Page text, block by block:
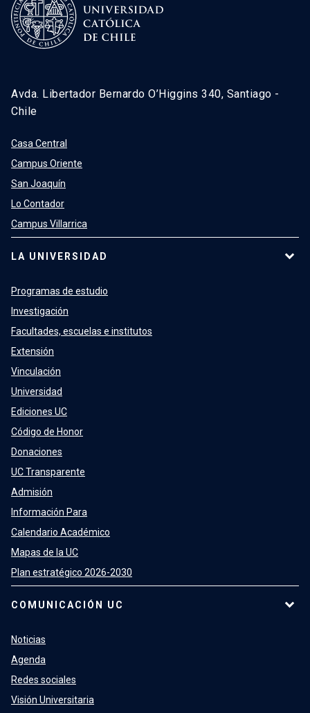
Avda. Libertador Bernardo O’Higgins 340, Santiago -
Chile
Casa Central
Campus Oriente
San Joaquín
Lo Contador
Campus Villarrica
LA UNIVERSIDAD
Programas de estudio
Investigación
Facultades, escuelas e institutos
Extensión
Vinculación
Universidad
Ediciones UC
Código de Honor
Donaciones
UC Transparente
Admisión
Información Para
Calendario Académico
Mapas de la UC
Plan estratégico 2026-2030
COMUNICACIÓN UC
Noticias
Agenda
Redes sociales
Visión Universitaria